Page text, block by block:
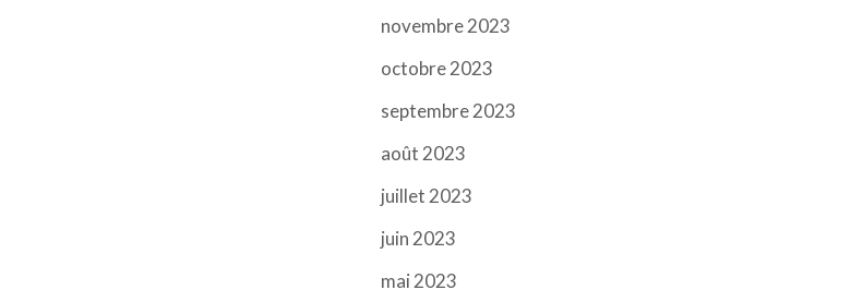
novembre 2023
octobre 2023
septembre 2023
août 2023
juillet 2023
juin 2023
mai 2023